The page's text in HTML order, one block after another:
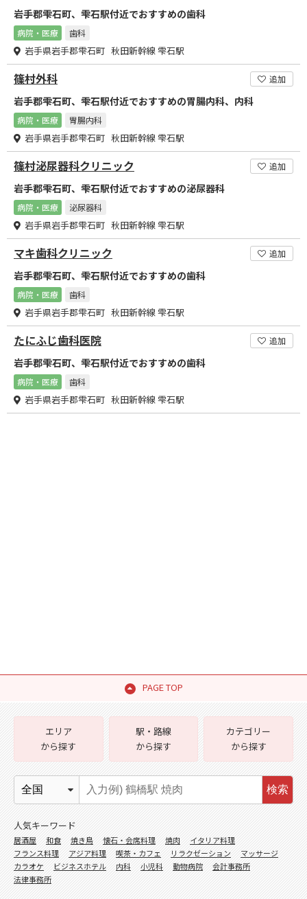
岩手郡雫石町、雫石駅付近でおすすめの歯科
病院・医療 歯科
岩手県岩手郡雫石町 秋田新幹線 雫石駅
篠村外科 追加
岩手郡雫石町、雫石駅付近でおすすめの胃腸内科、内科
病院・医療 胃腸内科
岩手県岩手郡雫石町 秋田新幹線 雫石駅
篠村泌尿器科クリニック 追加
岩手郡雫石町、雫石駅付近でおすすめの泌尿器科
病院・医療 泌尿器科
岩手県岩手郡雫石町 秋田新幹線 雫石駅
マキ歯科クリニック 追加
岩手郡雫石町、雫石駅付近でおすすめの歯科
病院・医療 歯科
岩手県岩手郡雫石町 秋田新幹線 雫石駅
たにふじ歯科医院 追加
岩手郡雫石町、雫石駅付近でおすすめの歯科
病院・医療 歯科
岩手県岩手郡雫石町 秋田新幹線 雫石駅
PAGE TOP
エリア
から探す
駅・路線
から探す
カテゴリー
から探す
検索
人気キーワード
居酒屋 和食 焼き鳥 懐石・会席料理 焼肉
イタリア料理
フランス料理
アジア料理 喫茶・カフェ リラクゼーション
マッサージ
カラオケ
ビジネスホテル 内科 小児科 動物病院
会計事務所
法律事務所